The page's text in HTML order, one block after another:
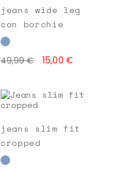
jeans wide leg
con borchie
49,99 € 15,00 €
jeans slim fit
cropped